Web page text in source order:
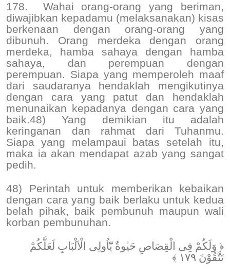
178.
Wahai orang-orang yang beriman,
diwajibkan kepadamu (melaksanakan) kisas
berkenaan dengan orang-orang yang
dibunuh. Orang merdeka dengan orang
merdeka, hamba sahaya dengan hamba
sahaya, dan perempuan dengan
perempuan. Siapa yang memperoleh maaf
dari saudaranya hendaklah mengikutinya
dengan cara yang patut dan hendaklah
menunaikan kepadanya dengan cara yang
baik.48) Yang demikian itu adalah
keringanan dan rahmat dari Tuhanmu.
Siapa yang melampaui batas setelah itu,
maka ia akan mendapat azab yang sangat
pedih.
48) Perintah untuk memberikan kebaikan
dengan cara yang baik berlaku untuk kedua
belah pihak, baik pembunuh maupun wali
korban pembunuhan.
﴿ وَلَكُمْ فِى الْقِصَاصِ حَيٰوةٌ يّٰٓاُولِى الْاَلْبَابِ لَعَلَّكُمْ
تَتَّقُوْنَ ١٧٩ ﴾